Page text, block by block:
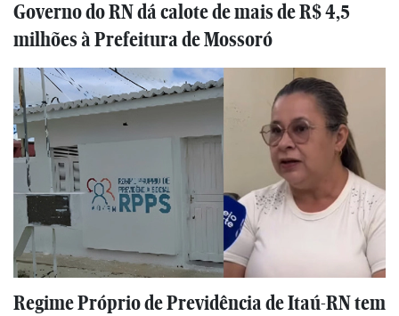
Governo do RN dá calote de mais de R$ 4,5
milhões à Prefeitura de Mossoró
Regime Próprio de Previdência de Itaú-RN tem